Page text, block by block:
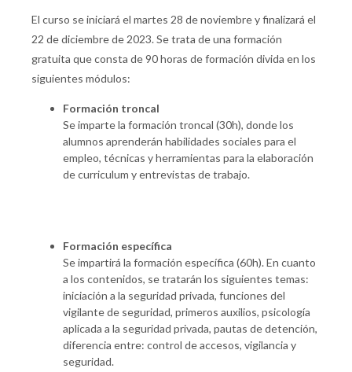
El curso se iniciará el martes 28 de noviembre y finalizará el
22 de diciembre de 2023. Se trata de una formación
gratuita que consta de 90 horas de formación divida en los
siguientes módulos:
Formación troncal
Se imparte la formación troncal (30h), donde los
alumnos aprenderán habilidades sociales para el
empleo, técnicas y herramientas para la elaboración
de curriculum y entrevistas de trabajo.
Formación específica
Se impartirá la formación específica (60h). En cuanto
a los contenidos, se tratarán los siguientes temas:
iniciación a la seguridad privada, funciones del
vigilante de seguridad, primeros auxilios, psicología
aplicada a la seguridad privada, pautas de detención,
diferencia entre: control de accesos, vigilancia y
seguridad.